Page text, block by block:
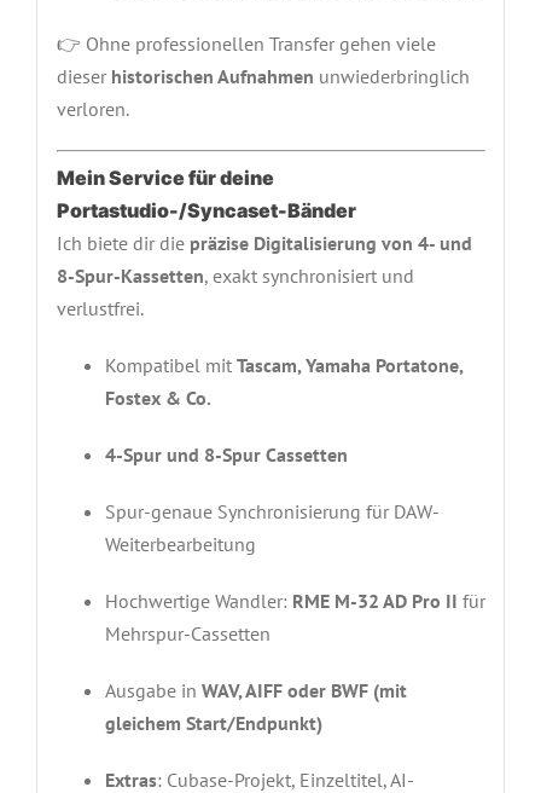
👉 Ohne professionellen Transfer gehen viele
dieser historischen Aufnahmen unwiederbringlich
verloren.
Mein Service für deine
Portastudio-/Syncaset-Bänder
Ich biete dir die präzise Digitalisierung von 4- und
8-Spur-Kassetten, exakt synchronisiert und
verlustfrei.
Kompatibel mit Tascam, Yamaha Portatone,
Fostex & Co.
4-Spur und 8-Spur Cassetten
Spur-genaue Synchronisierung für DAW-
Weiterbearbeitung
Hochwertige Wandler: RME M-32 AD Pro II für
Mehrspur-Cassetten
Ausgabe in WAV, AIFF oder BWF (mit
gleichem Start/Endpunkt)
Extras: Cubase-Projekt, Einzeltitel, AI-